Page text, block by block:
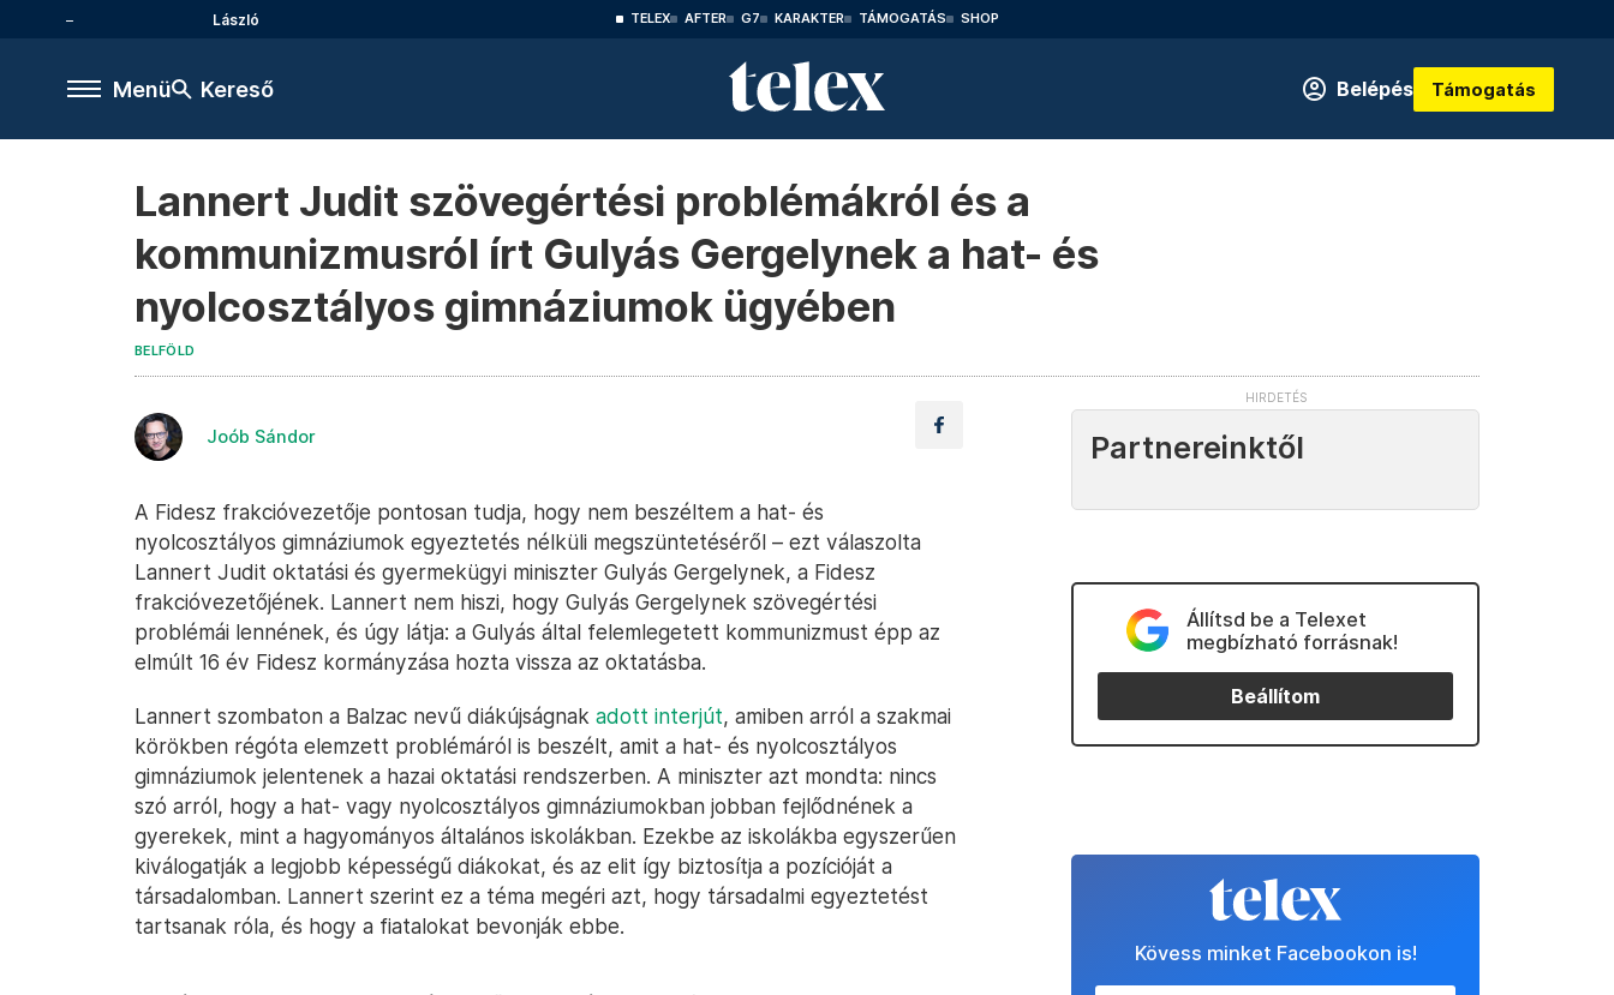
László TELEX AFTER G7 KARAKTER TÁMOGATÁS SHOP
Menü Kereső Belépés Támogatás
Lannert Judit szövegértési problémákról és a
kommunizmusról írt Gulyás Gergelynek a hat- és
nyolcosztályos gimnáziumok ügyében
BELFÖLD
Joób Sándor
A Fidesz frakcióvezetője pontosan tudja, hogy nem beszéltem a hat- és
nyolcosztályos gimnáziumok egyeztetés nélküli megszüntetéséről – ezt válaszolta
Lannert Judit oktatási és gyermekügyi miniszter Gulyás Gergelynek, a Fidesz
frakcióvezetőjének. Lannert nem hiszi, hogy Gulyás Gergelynek szövegértési
problémái lennének, és úgy látja: a Gulyás által felemlegetett kommunizmust épp az
elmúlt 16 év Fidesz kormányzása hozta vissza az oktatásba.
Lannert szombaton a Balzac nevű diákújságnak adott interjút, amiben arról a szakmai
körökben régóta elemzett problémáról is beszélt, amit a hat- és nyolcosztályos
gimnáziumok jelentenek a hazai oktatási rendszerben. A miniszter azt mondta: nincs
szó arról, hogy a hat- vagy nyolcosztályos gimnáziumokban jobban fejlődnének a
gyerekek, mint a hagyományos általános iskolákban. Ezekbe az iskolákba egyszerűen
kiválogatják a legjobb képességű diákokat, és az elit így biztosítja a pozícióját a
társadalomban. Lannert szerint ez a téma megéri azt, hogy társadalmi egyeztetést
tartsanak róla, és hogy a fiatalokat bevonják ebbe.
Partnereinktől
Állítsd be a Telexet
megbízható forrásnak!
Beállítom
Kövess minket Facebookon is!